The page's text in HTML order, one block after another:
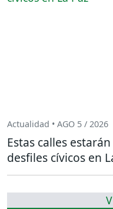
Actualidad • AGO 5 / 2026
Estas calles
desfiles cívicos en